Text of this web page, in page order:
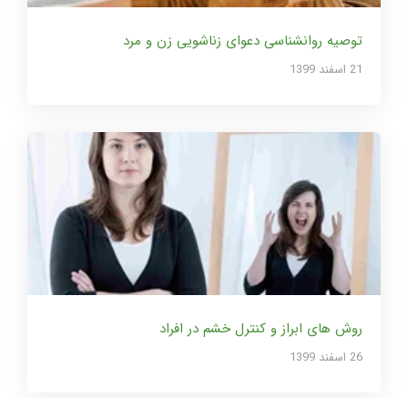
توصیه روانشناسی دعوای زناشویی زن و مرد
21 اسفند 1399
روش های ابراز و کنترل خشم در افراد
26 اسفند 1399